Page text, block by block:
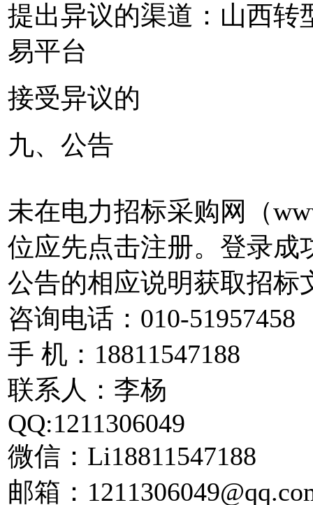
提出异议的渠道：山西转
易平台
接受异议的
九、公告
未在电力招标采购网（
位应先点击注册。登录成
公告的相应说明获取招标
咨询电话：010-51957458
手 机：18811547188
联系人：李杨
QQ:1211306049
微信：Li18811547188
邮箱：